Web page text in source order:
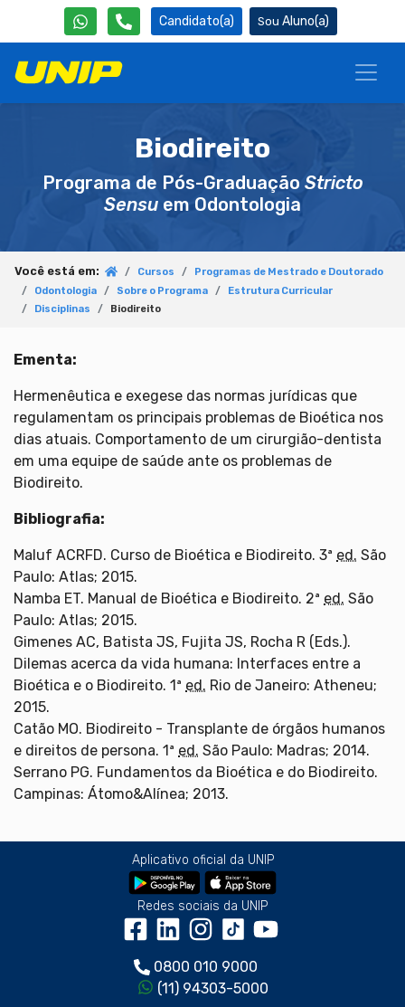
Candidato(a) Aluno(a)
Biodireito
Programa de Pós-Graduação Stricto
Sensu em Odontologia
Você está em: Cursos
Programas de Mestrado e Doutorado
Odontologia
Sobre o Programa
Estrutura Curricular
Disciplinas
Biodireito
Ementa:
Hermenêutica e exegese das normas jurídicas que
regulamentam os principais problemas de Bioética nos
dias atuais. Comportamento de um cirurgião-dentista
em uma equipe de saúde ante os problemas de
Biodireito.
Bibliografia:
Maluf ACRFD. Curso de Bioética e Biodireito. 3ª ed. São
Paulo: Atlas; 2015.
Namba ET. Manual de Bioética e Biodireito. 2ª ed. São
Paulo: Atlas; 2015.
Gimenes AC, Batista JS, Fujita JS, Rocha R (Eds.).
Dilemas acerca da vida humana: Interfaces entre a
Bioética e o Biodireito. 1ª ed. Rio de Janeiro: Atheneu;
2015.
Catão MO. Biodireito - Transplante de órgãos humanos
e direitos de persona. 1ª ed. São Paulo: Madras; 2014.
Serrano PG. Fundamentos da Bioética e do Biodireito.
Campinas: Átomo&Alínea; 2013.
Aplicativo oficial da UNIP
Redes sociais da UNIP
0800 010 9000
(11) 94303-5000